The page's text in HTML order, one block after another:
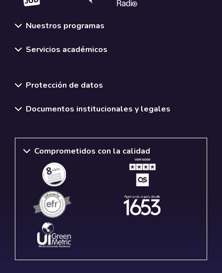
Nuestros programas
Servicios académicos
Protección de datos
Documentos institucionales y legales
Comprometidos con la calidad